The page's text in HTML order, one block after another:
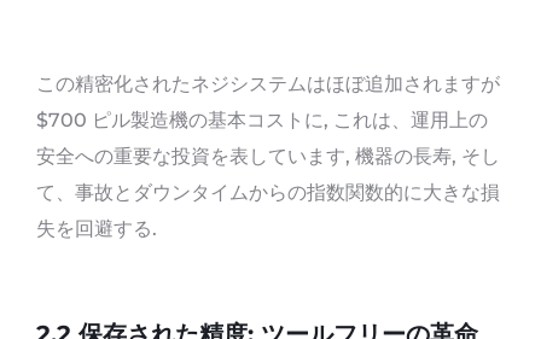
この精密化されたネジシステムはほぼ追加されますが
$700 ピル製造機の基本コストに, これは、運用上の
安全への重要な投資を表しています, 機器の長寿, そし
て、事故とダウンタイムからの指数関数的に大きな損
失を回避する.